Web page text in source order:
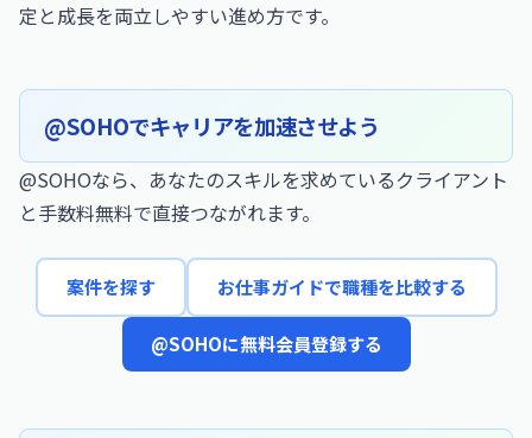
定と成長を両立しやすい進め方です。
@SOHOでキャリアを加速させよう
@SOHOなら、あなたのスキルを求めているクライアント
と手数料無料で直接つながれます。
案件を探す お仕事ガイドで職種を比較する
@SOHOに無料会員登録する